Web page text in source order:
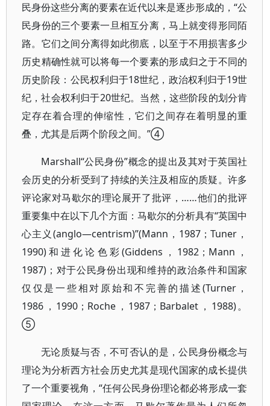
民身份这些分离的要素在近代以来是逐步形成的，“公
民身份的三个要素一旦相互分离，马上就变得形同陌
路。它们之间分离得如此彻底，以至于不用损害多少
历史精确性就可以将每一个要素的形成归之于不同的
历史阶段：公民权利归于18世纪，政治权利归于19世
纪，社会权利归于20世纪。当然，这些阶段的划分肯
定存在着合理的伸缩性，它们之间存在着明显的重
叠，尤其是后两个阶段之间。”④
Marshall“公民身份”概念的提出及其对于英国社
会历史的分析受到了持续的关注及相应的质疑。许多
评论家对马歇尔的理论展开了批评，……他们的批评
重要集中在以下几个方面：马歇尔的分析具有“英国中
心主义(anglo—centrism)”(Mann，1987；Tuner，
1990)和进化论色彩(Giddens，1982；Mann，
1987)；对于公民身份出现和维持的政治条件和国家
仅仅是一些相对原始和不完善的描述(Turner，
1986，1990；Roche，1987；Barbalet，1988)。
⑤
无论质疑与否，不可否认的是，公民身份概念与
理论为分析西方社会历史尤其是现代国家的成长提供
了一个重要视角，“任何公民身份理论都必将形成一套